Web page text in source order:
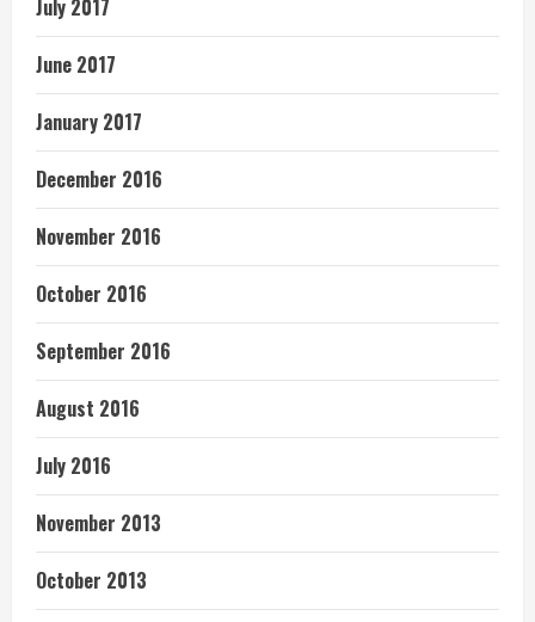
July 2017
June 2017
January 2017
December 2016
November 2016
October 2016
September 2016
August 2016
July 2016
November 2013
October 2013